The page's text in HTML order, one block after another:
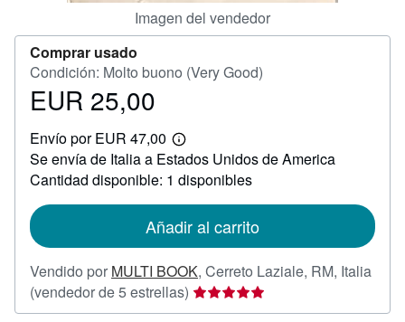
Imagen del vendedor
Comprar usado
Condición: Molto buono (Very Good)
Precio
25,00
EUR 25,00
Envío por EUR 47,00
Más
información
sobre
las
envío
Se envía de Italia a Estados Unidos de America
Cantidad disponible: 1 disponibles
Añadir al carrito
Vendido por MULTI BOOK, Cerreto Laziale, RM, Italia
(vendedor de 5 estrellas) Calificación
del